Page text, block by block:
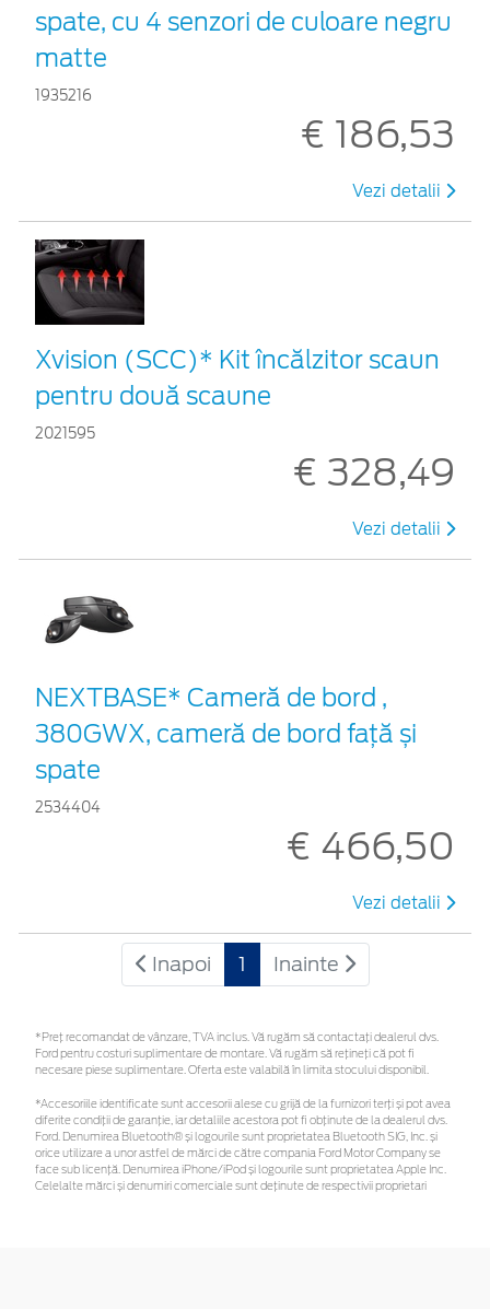
spate, cu 4 senzori de culoare negru
matte
1935216
€ 186,53
Vezi detalii
Xvision (SCC)* Kit încălzitor scaun
pentru două scaune
2021595
€ 328,49
Vezi detalii
NEXTBASE* Cameră de bord ,
380GWX, cameră de bord față și
spate
2534404
€ 466,50
Vezi detalii
Inapoi 1 Inainte
*Preţ recomandat de vânzare, TVA inclus. Vă rugăm să contactaţi dealerul dvs.
Ford pentru costuri suplimentare de montare. Vă rugăm să rețineți că pot fi
necesare piese suplimentare. Oferta este valabilă în limita stocului disponibil.
*Accesoriile identificate sunt accesorii alese cu grijă de la furnizori terți și pot avea
diferite condiții de garanție, iar detaliile acestora pot fi obținute de la dealerul dvs.
Ford. Denumirea Bluetooth® și logourile sunt proprietatea Bluetooth SIG, Inc. și
orice utilizare a unor astfel de mărci de către compania Ford Motor Company se
face sub licență. Denumirea iPhone/iPod și logourile sunt proprietatea Apple Inc.
Celelalte mărci și denumiri comerciale sunt deținute de respectivii proprietari